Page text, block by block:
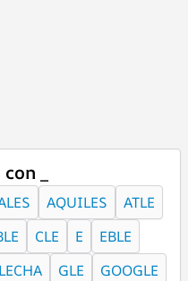
_
AQUILES
ATLE
CLE E
EBLE
GLE
GOOGLE